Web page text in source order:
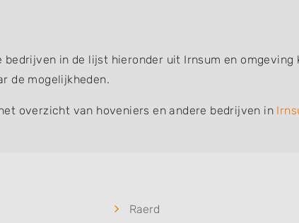
in de lijst hieronder uit Irnsum en omgeving
de mogelijkheden.
overzicht van hoveniers en andere bedrijven in
Raerd